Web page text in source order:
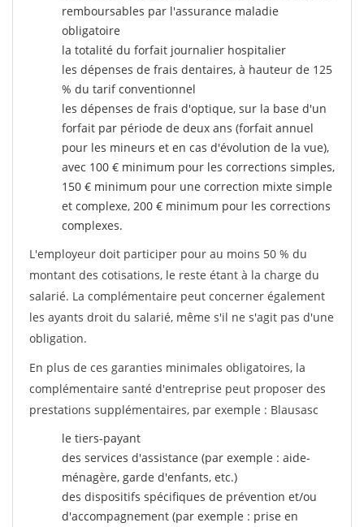
remboursables par l'assurance maladie
obligatoire
la totalité du forfait journalier hospitalier
les dépenses de frais dentaires, à hauteur de 125
% du tarif conventionnel
les dépenses de frais d'optique, sur la base d'un
forfait par période de deux ans (forfait annuel
pour les mineurs et en cas d'évolution de la vue),
avec 100 € minimum pour les corrections simples,
150 € minimum pour une correction mixte simple
et complexe, 200 € minimum pour les corrections
complexes.
L'employeur doit participer pour au moins 50 % du
montant des cotisations, le reste étant à la charge du
salarié. La complémentaire peut concerner également
les ayants droit du salarié, même s'il ne s'agit pas d'une
obligation.
En plus de ces garanties minimales obligatoires, la
complémentaire santé d'entreprise peut proposer des
prestations supplémentaires, par exemple : Blausasc
le tiers-payant
des services d'assistance (par exemple : aide-
ménagère, garde d'enfants, etc.)
des dispositifs spécifiques de prévention et/ou
d'accompagnement (par exemple : prise en